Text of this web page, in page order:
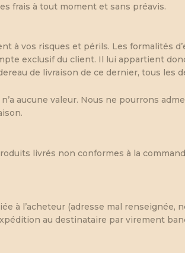
frais à tout moment et sans préavis.
à vos risques et périls. Les formalités
exclusif du client. Il lui appartient
de livraison de ce dernier, tous les
aucune valeur. Nous ne pourrons
livrés non conformes à la
à l’acheteur (adresse mal renseignée,
au destinataire par virement